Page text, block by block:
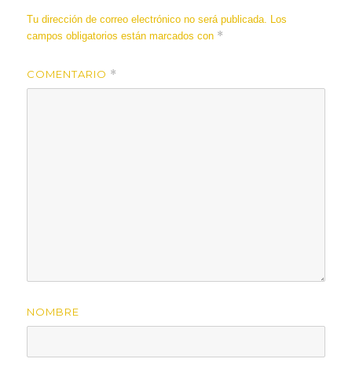
Tu dirección de correo electrónico no será publicada. Los
campos obligatorios están marcados con *
COMENTARIO *
NOMBRE